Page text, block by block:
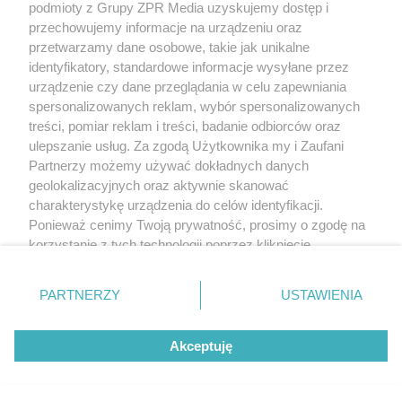
rozpowszechniany lub dalej rozpowszechniany w jakikolwiek sposób (w
tym także elektroniczny lub mechaniczny) na jakimkolwiek polu
eksploatacji w jakiejkolwiek formie, włącznie z umieszczaniem w Internecie
bez pisemnej zgody właściciela praw. Jakiekolwiek użycie lub
wykorzystanie utworów w całości lub w części z naruszeniem prawa, tzn.
bez właściwej zgody, jest zabronione pod groźbą kary i może być ścigane
prawnie.
O nas
podmioty z Grupy ZPR Media uzyskujemy dostęp i
przechowujemy informacje na urządzeniu oraz
przetwarzamy dane osobowe, takie jak unikalne
identyfikatory, standardowe informacje wysyłane przez
urządzenie czy dane przeglądania w celu zapewniania
spersonalizowanych reklam, wybór spersonalizowanych
treści, pomiar reklam i treści, badanie odbiorców oraz
ulepszanie usług. Za zgodą Użytkownika my i Zaufani
Partnerzy możemy używać dokładnych danych
geolokalizacyjnych oraz aktywnie skanować
charakterystykę urządzenia do celów identyfikacji.
Ponieważ cenimy Twoją prywatność, prosimy o zgodę na
korzystanie z tych technologii poprzez kliknięcie
zmienić/wycofać klikając przycisk ustawień prywatności
znajdujący się w lewym dolnym rogu strony
rodzaje przetwarzania danych nie wymagają zgody
użytkownika, ale masz prawo sprzeciwić się takiemu
przetwarzaniu. Preferencje będą miały zastosowanie tylko
PARTNERZY USTAWIENIA
Akceptuję